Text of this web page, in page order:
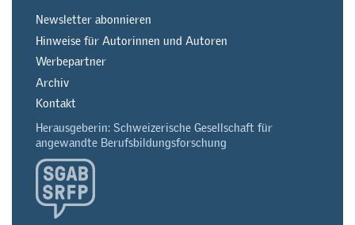
Newsletter abonnieren
Hinweise für Autorinnen und Autoren
Werbepartner
Archiv
Kontakt
Herausgeberin: Schweizerische Gesellschaft für
angewandte Berufsbildungsforschung